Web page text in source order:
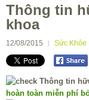
Thông tin
khoa
12/08/2015 Sức Khỏe
hoàn toàn miễn phí